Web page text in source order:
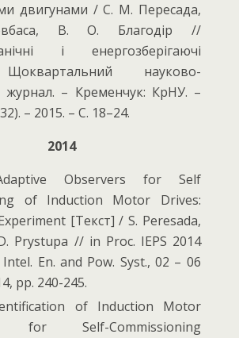
двигунами / С. М. Пересада,
В. О. Благодір //
і енергозберігаючі
науково-
журнал. – Кременчук: КрНУ. –
– 2015. – С. 18–24.
2014
Observers for Self
of Induction Motor Drives:
[Текст] / S. Peresada,
Prystupa // in Proc. IEPS 2014
En. and Pow. Syst., 02 – 06
pp. 240-245.
of Induction Motor
for Self-Commissioning